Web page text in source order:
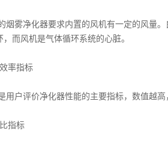
雾净化器要求内置的风机有一定的风量
，而风机是气体循环系统的心脏。
率指标
评价净化器性能的主要指标，数值越高
指标